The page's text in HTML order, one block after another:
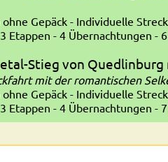
Gepäck - Individuelle
3 Etappen - 4 Übernachtungen -
Stieg von Quedlinburg
mit der romantischen
Gepäck - Individuelle
3 Etappen - 4 Übernachtungen -